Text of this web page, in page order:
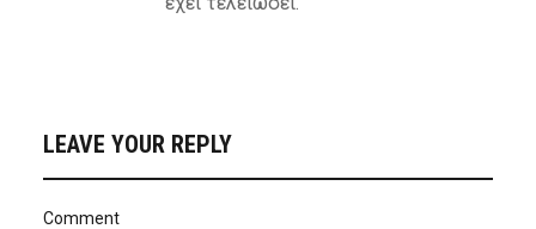
LEAVE YOUR REPLY
Comment